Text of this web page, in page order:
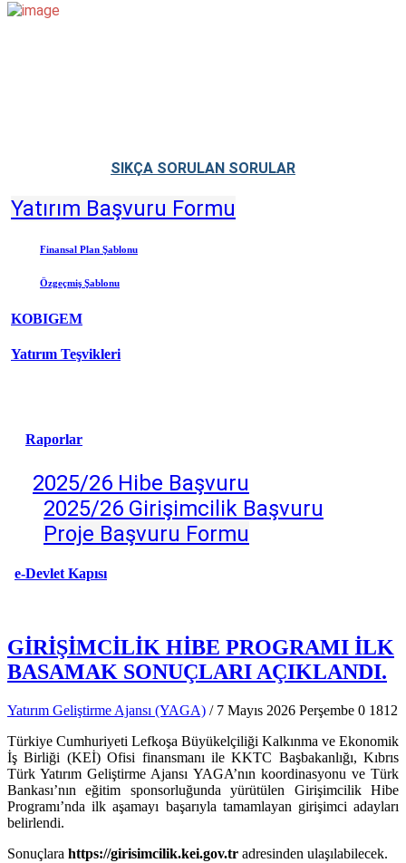
SIKÇA SORULAN SORULAR
Yatırım Başvuru Formu
Finansal Plan Şablonu
Özgeçmiş Şablonu
KOBIGEM
Yatırım Teşvikleri
Raporlar
2025/26 Hibe Başvuru
2025/26 Girişimcilik Başvuru
Proje Başvuru Formu
e-Devlet Kapısı
GİRİŞİMCİLİK HİBE PROGRAMI İLK
BASAMAK SONUÇLARI AÇIKLANDI.
Yatırım Geliştirme Ajansı (YAGA) / 7 Mayıs 2026 Perşembe 0 1812
Türkiye Cumhuriyeti Lefkoşa Büyükelçiliği Kalkınma ve Ekonomik
İş Birliği (KEİ) Ofisi finansmanı ile KKTC Başbakanlığı, Kıbrıs
Türk Yatırım Geliştirme Ajansı YAGA’nın koordinasyonu ve Türk
Bankası’nın eğitim sponsorluğunda yürütülen Girişimcilik Hibe
Programı’nda ilk aşamayı başarıyla tamamlayan girişimci adayları
belirlendi.
Sonuçlara https://girisimcilik.kei.gov.tr adresinden ulaşılabilecek.